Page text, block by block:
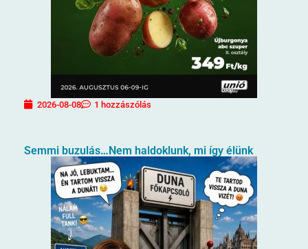
2026-08-08 1 hozzászólás
Semmi buzulás…Nem haldoklunk, mi így élünk